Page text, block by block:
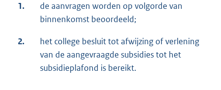
1.
de aanvragen worden op volgorde van
binnenkomst beoordeeld;
2.
het college besluit tot afwijzing of verlening
van de aangevraagde subsidies tot het
subsidieplafond is bereikt.